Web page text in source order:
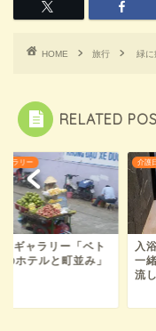
HOME 旅行 緑に
RELATED
ャラリー
ギャラリー「ベト
のホテルと町並み」
介護
入
一
流